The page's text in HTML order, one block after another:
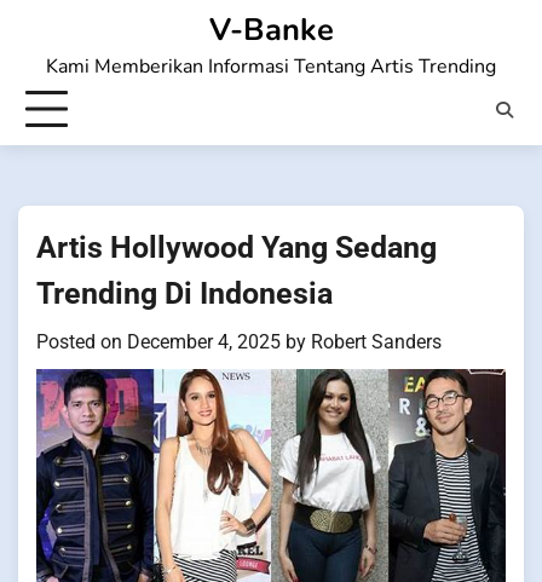
content
V-Banke
Kami Memberikan Informasi Tentang Artis Trending
Artis Hollywood Yang Sedang
Trending Di Indonesia
Posted on December 4, 2025 by Robert Sanders